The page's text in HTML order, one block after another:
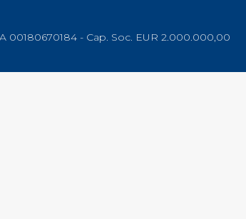
00180670184 - Cap. Soc. EUR 2.000.000,00